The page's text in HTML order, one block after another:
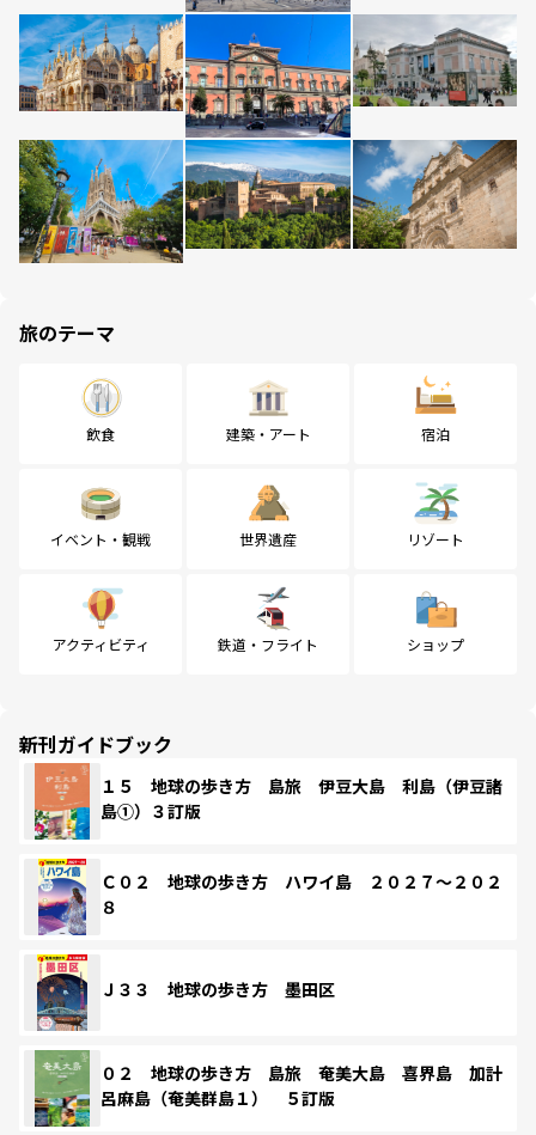
旅のテーマ
飲食 建築・アート 宿泊
イベント・観戦 世界遺産 リゾート
アクティビティ 鉄道・フライト ショップ
新刊ガイドブック
１５ 地球の歩き方 島旅 伊豆大島 利島（伊豆諸
島①）３訂版
Ｃ０２ 地球の歩き方 ハワイ島 ２０２７～２０２
８
Ｊ３３ 地球の歩き方 墨田区
０２ 地球の歩き方 島旅 奄美大島 喜界島 加計
呂麻島（奄美群島１） ５訂版